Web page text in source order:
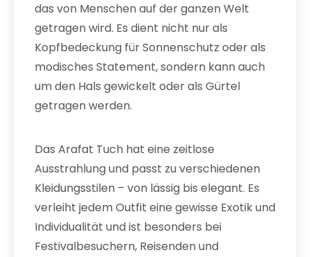
das von Menschen auf der ganzen Welt
getragen wird. Es dient nicht nur als
Kopfbedeckung für Sonnenschutz oder als
modisches Statement, sondern kann auch
um den Hals gewickelt oder als Gürtel
getragen werden.
Das Arafat Tuch hat eine zeitlose
Ausstrahlung und passt zu verschiedenen
Kleidungsstilen – von lässig bis elegant. Es
verleiht jedem Outfit eine gewisse Exotik und
Individualität und ist besonders bei
Festivalbesuchern, Reisenden und